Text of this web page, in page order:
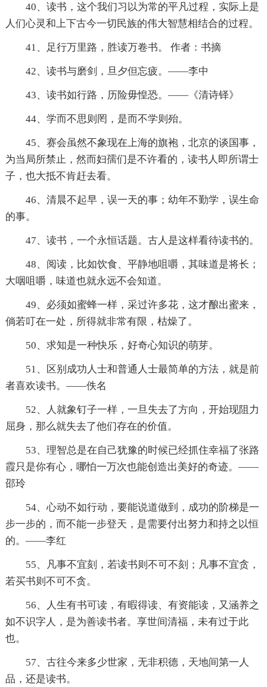
40、读书，这个我们习以为常的平凡过程，实际上是
人们心灵和上下古今一切民族的伟大智慧相结合的过程。
41、足行万里路，胜读万卷书。 作者：书摘
42、读书与磨剑，旦夕但忘疲。——李中
43、读书如行路，历险毋惶恐。——《清诗铎》
44、学而不思则罔，是而不学则殆。
45、赛会虽然不象现在上海的旗袍，北京的谈国事，
为当局所禁止，然而妇孺们是不许看的，读书人即所谓士
子，也大抵不肯赶去看。
46、清晨不起早，误一天的事；幼年不勤学，误生命
的事。
47、读书，一个永恒话题。古人是这样看待读书的。
48、阅读，比如饮食、平静地咀嚼，其味道是将长；
大咽咀嚼，味道也就永远不会知道。
49、必须如蜜蜂一样，采过许多花，这才酿出蜜来，
倘若叮在一处，所得就非常有限，枯燥了。
50、求知是一种快乐，好奇心知识的萌芽。
51、区别成功人士和普通人士最简单的方法，就是前
者喜欢读书。——佚名
52、人就象钉子一样，一旦失去了方向，开始现阻力
屈身，那么就失去了他们存在的价值。
53、理智总是在自己犹豫的时候已经抓住幸福了张路
霞只是你有心，哪怕一万次也能创造出美好的奇迹。——
邵玲
54、心动不如行动，要能说道做到，成功的阶梯是一
步一步的，而不能一步登天，是需要付出努力和持之以恒
的。——李红
55、凡事不宜刻，若读书则不可不刻；凡事不宜贪，
若买书则不可不贪。
56、人生有书可读，有暇得读、有资能读，又涵养之
如不识字人，是为善读书者。享世间清福，未有过于此
也。
57、古往今来多少世家，无非积德，天地间第一人
品，还是读书。